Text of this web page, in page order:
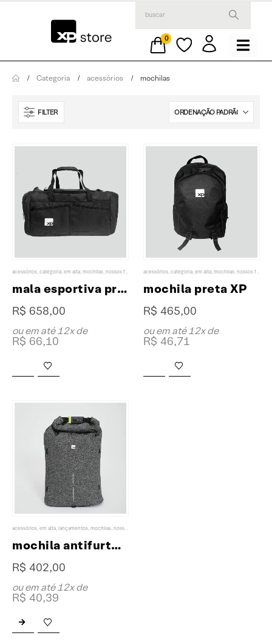
0
Categoria acessórios mochilas
FILTER
acessórios, categoria, em alta, mochilas, nossos favoritos
mala esportiva preta XP
R$ 658,00
ou em até 12x de
R$ 66,10
acessórios, categoria, em alta, mochilas, nossos favoritos
mochila preta XP
R$ 465,00
ou em até 12x de
R$ 46,71
acessórios em alta lançamentos mochilas nossos favoritos
mochila antifurto XP
R$ 402,00
ou em até 12x de
R$ 40,39